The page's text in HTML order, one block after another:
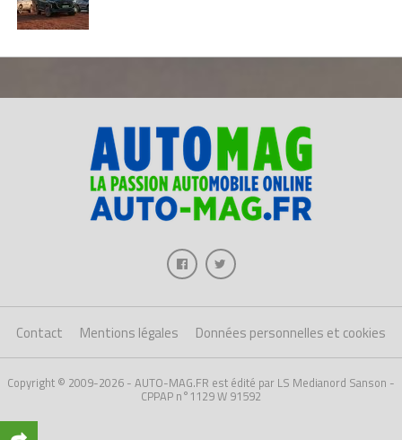
Contact Mentions légales Données personnelles et cookies
Copyright © 2009-2026 - AUTO-MAG.FR est édité par LS Medianord Sanson -
CPPAP n°1129 W 91592